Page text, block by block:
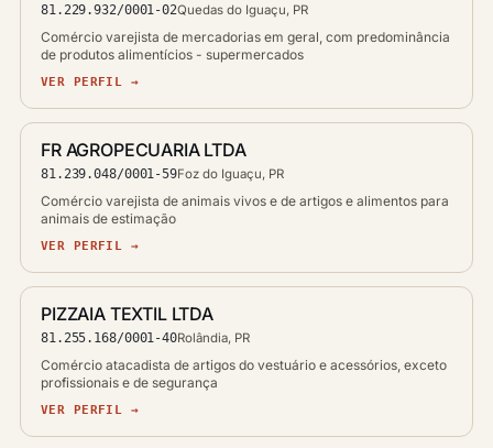
81.229.932/0001-02Quedas do Iguaçu, PR
Comércio varejista de mercadorias em geral, com predominância
de produtos alimentícios - supermercados
VER PERFIL →
FR AGROPECUARIA LTDA
81.239.048/0001-59Foz do Iguaçu, PR
Comércio varejista de animais vivos e de artigos e alimentos para
animais de estimação
VER PERFIL →
PIZZAIA TEXTIL LTDA
81.255.168/0001-40Rolândia, PR
Comércio atacadista de artigos do vestuário e acessórios, exceto
profissionais e de segurança
VER PERFIL →